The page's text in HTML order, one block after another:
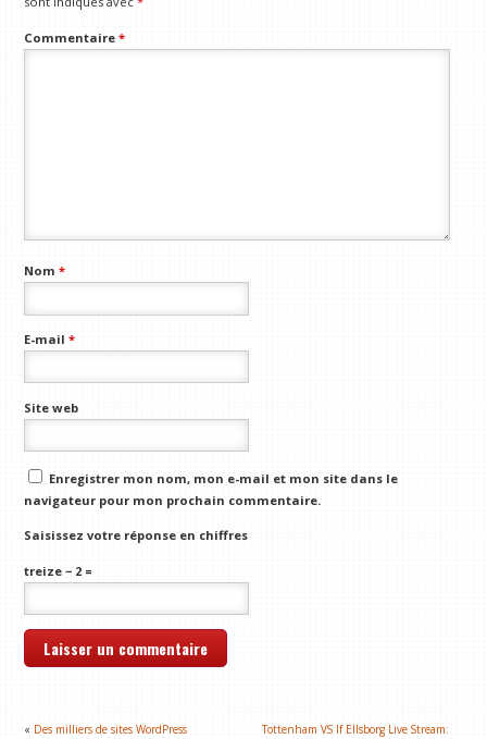
Commentaire*
Nom*
E-mail*
Site web
Enregistrer mon nom, mon e-mail et mon site dans le
navigateur pour mon prochain commentaire.
Saisissez votre réponse en chiffres
treize − 2 =
« Des milliers de sites WordPress
Tottenham VS If Ellsborg Live Stream: